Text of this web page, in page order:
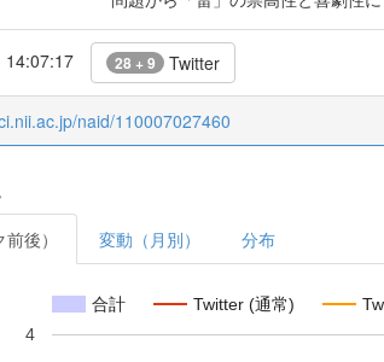
14:07:17 28 + 9 Twitter
naid/110007027460
後） 変動（月別） 分布
合計 Twitter (通常)
4